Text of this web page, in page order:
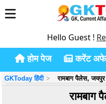
Hello Guest !
होम पेज करेंट
GKToday हिंदी रामबाग पैलेस, जयपुर
रामबाग